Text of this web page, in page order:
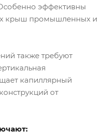
эффективны
крыш промышленных и
также требуют
капиллярный
от